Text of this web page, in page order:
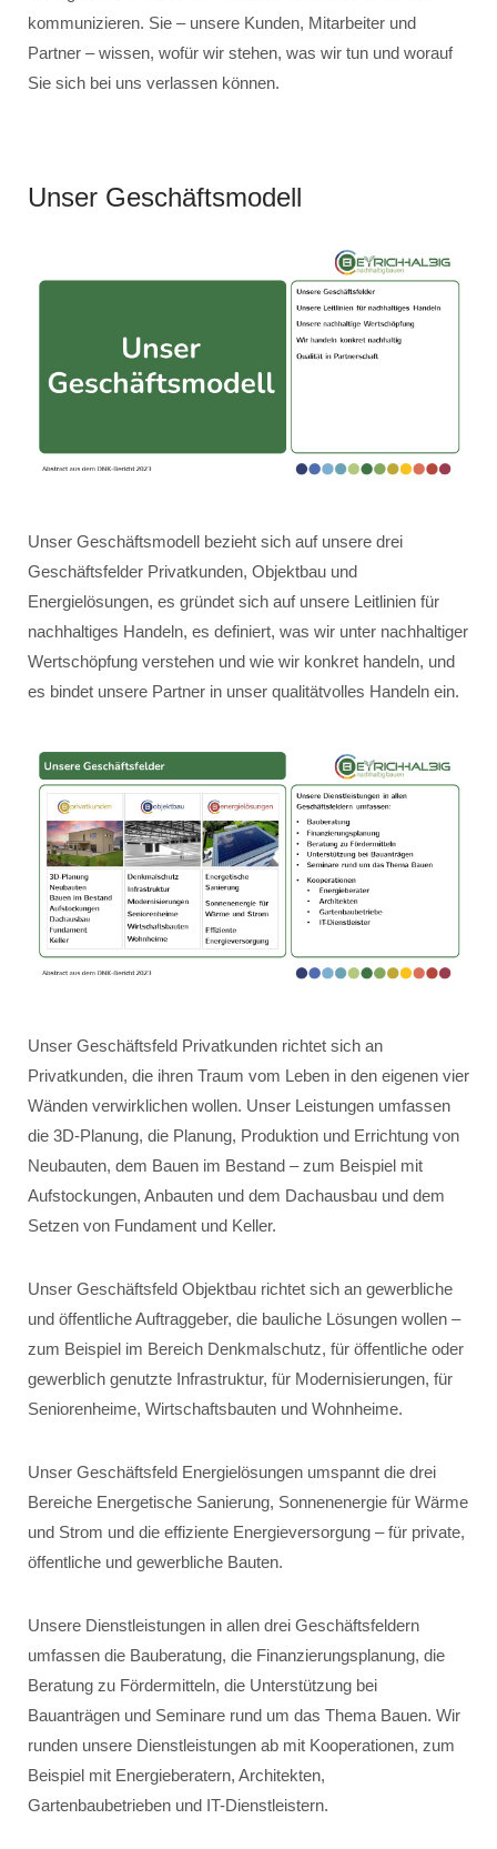
kommunizieren. Sie – unsere Kunden, Mitarbeiter und
Partner – wissen, wofür wir stehen, was wir tun und worauf
Sie sich bei uns verlassen können.
Unser Geschäftsmodell
Unser Geschäftsmodell bezieht sich auf unsere drei
Geschäftsfelder Privatkunden, Objektbau und
Energielösungen, es gründet sich auf unsere Leitlinien für
nachhaltiges Handeln, es definiert, was wir unter nachhaltiger
Wertschöpfung verstehen und wie wir konkret handeln, und
es bindet unsere Partner in unser qualitätvolles Handeln ein.
Unser Geschäftsfeld Privatkunden richtet sich an
Privatkunden, die ihren Traum vom Leben in den eigenen vier
Wänden verwirklichen wollen. Unser Leistungen umfassen
die 3D-Planung, die Planung, Produktion und Errichtung von
Neubauten, dem Bauen im Bestand – zum Beispiel mit
Aufstockungen, Anbauten und dem Dachausbau und dem
Setzen von Fundament und Keller.
Unser Geschäftsfeld Objektbau richtet sich an gewerbliche
und öffentliche Auftraggeber, die bauliche Lösungen wollen –
zum Beispiel im Bereich Denkmalschutz, für öffentliche oder
gewerblich genutzte Infrastruktur, für Modernisierungen, für
Seniorenheime, Wirtschaftsbauten und Wohnheime.
Unser Geschäftsfeld Energielösungen umspannt die drei
Bereiche Energetische Sanierung, Sonnenenergie für Wärme
und Strom und die effiziente Energieversorgung – für private,
öffentliche und gewerbliche Bauten.
Unsere Dienstleistungen in allen drei Geschäftsfeldern
umfassen die Bauberatung, die Finanzierungsplanung, die
Beratung zu Fördermitteln, die Unterstützung bei
Bauanträgen und Seminare rund um das Thema Bauen. Wir
runden unsere Dienstleistungen ab mit Kooperationen, zum
Beispiel mit Energieberatern, Architekten,
Gartenbaubetrieben und IT-Dienstleistern.